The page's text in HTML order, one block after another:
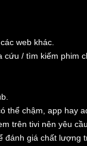
web khác.
/ tìm kiếm phim
thể chậm, app hay
trên tivi nên yêu
giá chất lượng